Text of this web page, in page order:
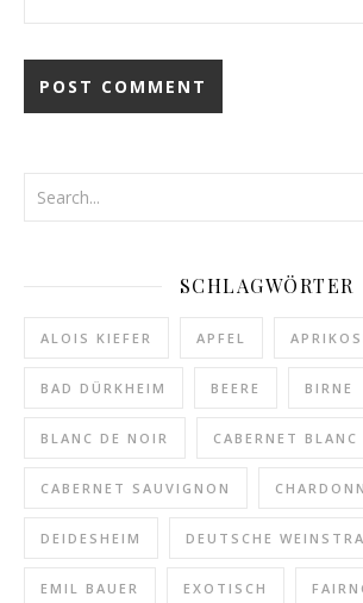
SCHLAGWÖRTER
ALOIS KIEFER APFEL
BAD DÜRKHEIM BEERE BIRNE
BLANC DE NOIR CABERNET BLANC
CABERNET SAUVIGNON
DEIDESHEIM DEUTSCHE
EMIL BAUER EXOTISCH